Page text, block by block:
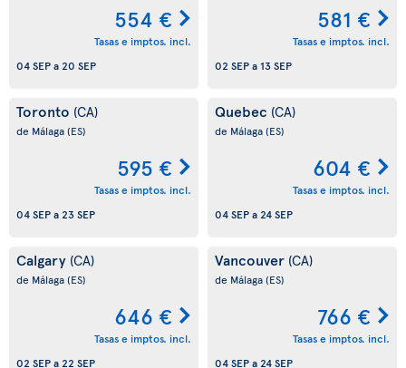
554 €
Tasas e imptos. incl.
04 SEPa20 SEP
581 €
Tasas e imptos. incl.
02 SEPa 13 SEP
Toronto (CA)
de Málaga(ES)
595 €
Tasas e imptos. incl.
04 SEPa23 SEP
Quebec (CA)
de Málaga(ES)
604 €
Tasas e imptos. incl.
04 SEPa24 SEP
Calgary (CA)
de Málaga(ES)
646 €
Tasas e imptos. incl.
02 SEPa22 SEP
Vancouver (CA)
de Málaga(ES)
766 €
Tasas e imptos. incl.
04 SEPa24 SEP